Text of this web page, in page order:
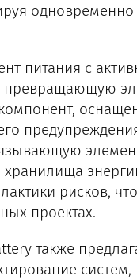
одновременно
питания с
превращающую
рисков,
проектах.
также
систем,